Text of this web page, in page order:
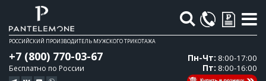
Поиск
РОССИЙСКИЙ ПРОИЗВОДИТЕЛЬ МУЖСКОГО ТРИКОТАЖА
+7 (800) 770-03-67
Бесплатно по России
Пн-Чт: 8:00-17:00
Пт: 8:00-16:00